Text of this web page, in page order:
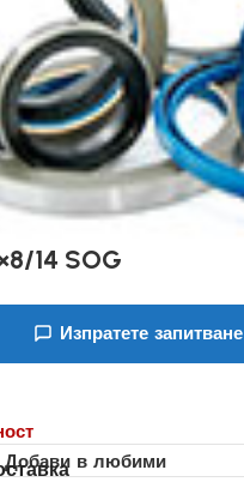
14 SOG
Изпратете запитване
Добави в любими